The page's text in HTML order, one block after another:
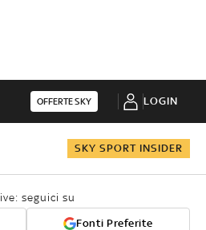
OFFERTE SKY LOGIN
SKY SPORT INSIDER
seguici su
Fonti Preferite